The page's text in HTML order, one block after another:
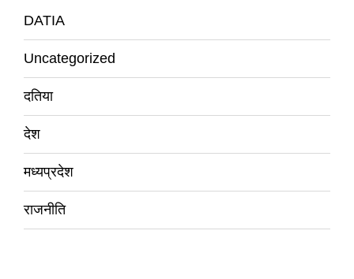
DATIA
Uncategorized
दतिया
देश
मध्यप्रदेश
राजनीति